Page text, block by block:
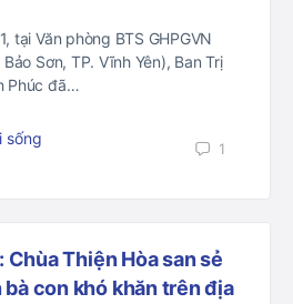
tại Văn phòng BTS GHPGVN
Sơn, TP. Vĩnh Yên), Ban Trị
Phúc đã…
sống
1
Chùa Thiện Hòa san sẻ
con khó khăn trên địa